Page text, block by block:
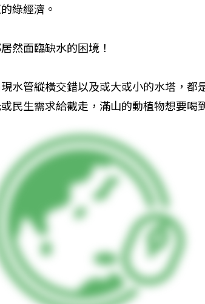
綠經濟。
然面臨缺水的困境！
水管縱橫交錯以及或大或小的水塔，都
民生需求給截走，滿山的動植物想要喝